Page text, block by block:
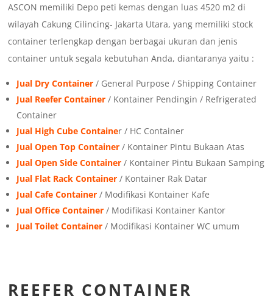
ASCON memiliki Depo peti kemas dengan luas 4520 m2 di
wilayah Cakung Cilincing- Jakarta Utara, yang memiliki stock
container terlengkap dengan berbagai ukuran dan jenis
container untuk segala kebutuhan Anda, diantaranya yaitu :
Jual Dry Container / General Purpose / Shipping Container
Jual Reefer Container / Kontainer Pendingin / Refrigerated
Container
Jual High Cube Container / HC Container
Jual Open Top Container / Kontainer Pintu Bukaan Atas
Jual Open Side Container / Kontainer Pintu Bukaan Samping
Jual Flat Rack Container / Kontainer Rak Datar
Jual Cafe Container / Modifikasi Kontainer Kafe
Jual Office Container / Modifikasi Kontainer Kantor
Jual Toilet Container / Modifikasi Kontainer WC umum
REEFER CONTAINER